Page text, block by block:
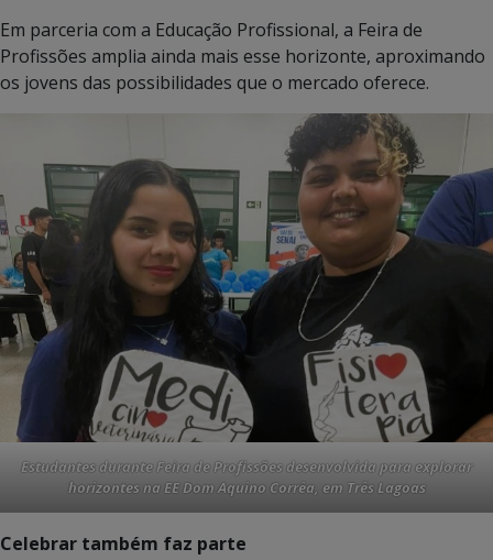
Em parceria com a Educação Profissional, a Feira de
Profissões amplia ainda mais esse horizonte, aproximando
os jovens das possibilidades que o mercado oferece.
Estudantes durante Feira de Profissões desenvolvida para explorar
horizontes na EE Dom Aquino Corrêa, em Três Lagoas
Celebrar também faz parte